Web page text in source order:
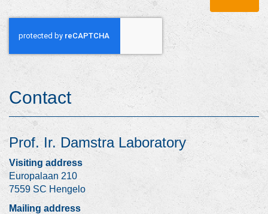
Contact
Prof. Ir. Damstra Laboratory
Visiting address
Europalaan 210
7559 SC Hengelo
Mailing address